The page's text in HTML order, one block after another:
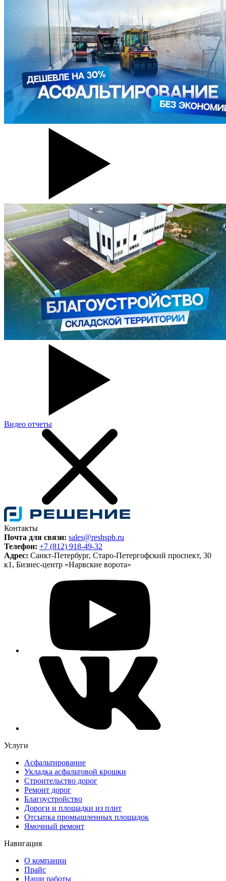
Видео отчеты
Контакты
Почта для связи: sales@reshspb.ru
Телефон: +7 (812) 918-49-32
Адрес: Санкт-Петербург, Старо-Петергофский проспект, 30
к1, Бизнес-центр «Нарвские ворота»
Услуги
Асфальтирование
Укладка асфальтовой крошки
Строительство дорог
Ремонт дорог
Благоустройство
Дороги и площадки из плит
Отсыпка промышленных площадок
Ямочный ремонт
Навигация
О компании
Прайс
Наши работы